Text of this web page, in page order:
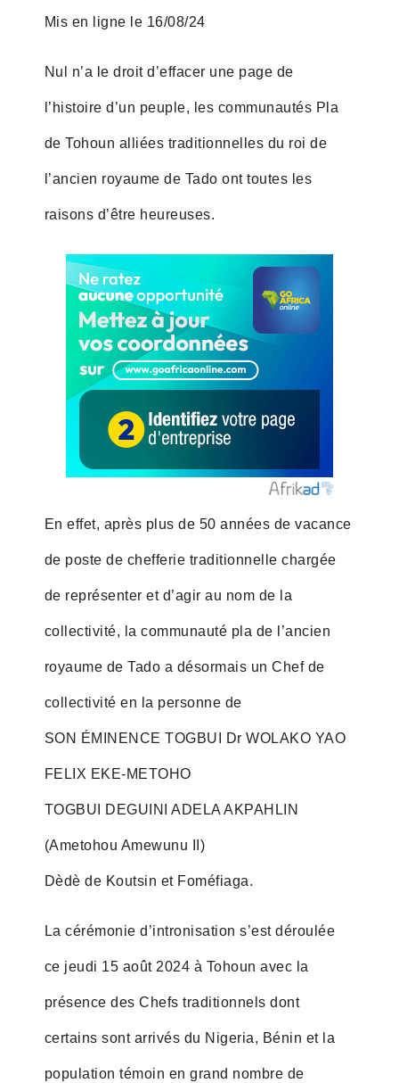
Mis en ligne le 16/08/24
Nul n’a le droit d’effacer une page de
l’histoire d’un peuple, les communautés Pla
de Tohoun alliées traditionnelles du roi de
l’ancien royaume de Tado ont toutes les
raisons d’être heureuses.
En effet, après plus de 50 années de vacance
de poste de chefferie traditionnelle chargée
de représenter et d’agir au nom de la
collectivité, la communauté pla de l’ancien
royaume de Tado a désormais un Chef de
collectivité en la personne de
SON ÉMINENCE TOGBUI Dr WOLAKO YAO
FELIX EKE-METOHO
TOGBUI DEGUINI ADELA AKPAHLIN
(Ametohou Amewunu II)
Dèdè de Koutsin et Foméfiaga.
La cérémonie d’intronisation s’est déroulée
ce jeudi 15 août 2024 à Tohoun avec la
présence des Chefs traditionnels dont
certains sont arrivés du Nigeria, Bénin et la
population témoin en grand nombre de